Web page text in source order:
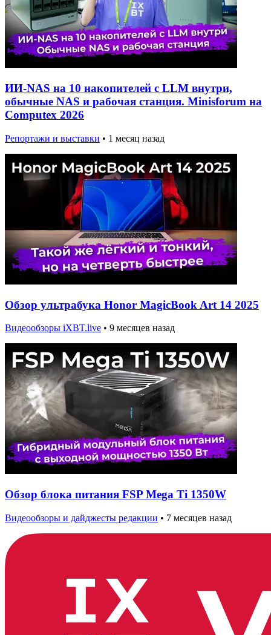
ИИ-NAS на 10 накопителей с LLM внутри,
обычные NAS и рабочая станция. Minisforum на
Computex 2026
Репортажи и выставки • 1 месяц назад
Обзор ультрабука Honor MagicBook Art 14 2025
Видеообзоры iXBT.live • 9 месяцев назад
Обзор блока питания FSP Mega Ti 1350W
Видеообзоры и дайджесты редакции • 7 месяцев назад